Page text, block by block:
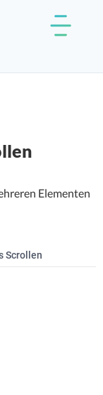
Elementen
Scrollen